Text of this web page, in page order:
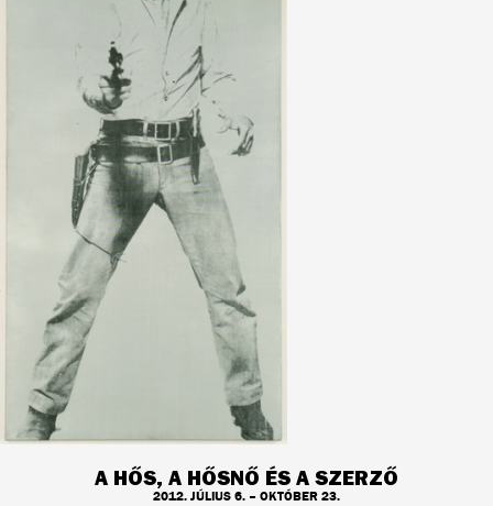
A HŐS, A HŐSNŐ ÉS A SZERZŐ
2012. JÚLIUS 6. – OKTÓBER 23.